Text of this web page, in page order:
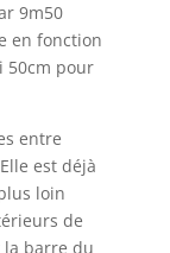
9m50
en fonction
50cm pour
entre
est déjà
loin
de
la barre du